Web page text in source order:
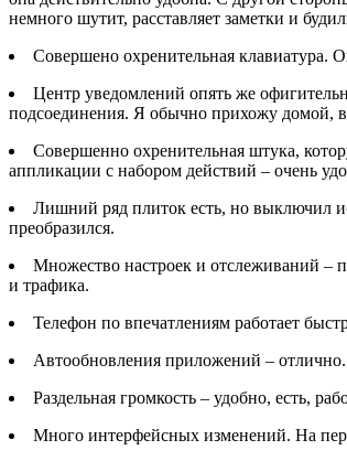
немного шутит, расставляет заметки и
Совершено охренительная клавиатура.
Центр уведомлений опять же
подсоединения. Я обычно прихожу домой,
Совершенно охренительная штука,
аппликации с набором действий – очень
Лишний ряд плиток есть, но выключил
преобразился.
Множество настроек и отслеживаний –
и трафика.
Телефон по впечатлениям работает
Автообновления приложений –
Раздельная громкость – удобно, есть,
Много интерфейсных изменений. На